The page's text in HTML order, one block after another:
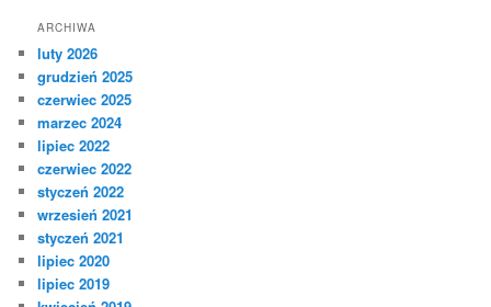
ARCHIWA
luty 2026
grudzień 2025
czerwiec 2025
marzec 2024
lipiec 2022
czerwiec 2022
styczeń 2022
wrzesień 2021
styczeń 2021
lipiec 2020
lipiec 2019